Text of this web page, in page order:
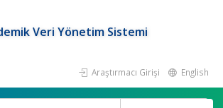
Veri Yönetim Sistemi
Araştırmacı Girişi English